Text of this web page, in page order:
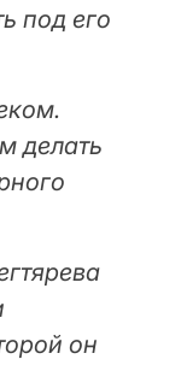
под его
делать
он